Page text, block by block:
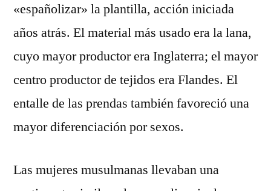
«españolizar» la plantilla, acción iniciada
años atrás. El material más usado era la lana,
cuyo mayor productor era Inglaterra; el mayor
centro productor de tejidos era Flandes. El
entalle de las prendas también favoreció una
mayor diferenciación por sexos.
Las mujeres musulmanas llevaban una